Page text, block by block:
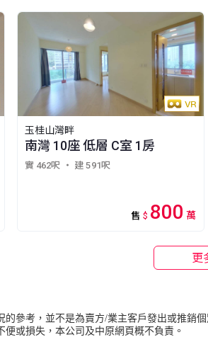
玉桂山灣畔
南灣 10座 低層 C室 1房
實 462呎 ・ 建 591呎
售 $ 800 萬
更
參考，並不是為賣方/業主客戶發出或推銷
或損失，本公司及中原網頁概不負責。